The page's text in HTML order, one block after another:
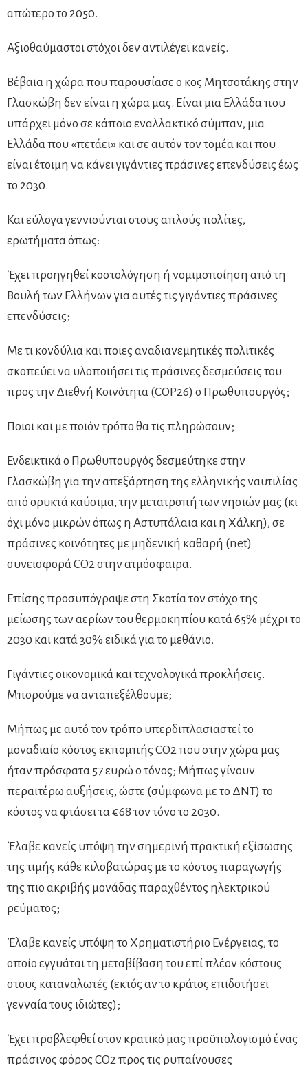
απώτερο το 2050.
Αξιοθαύμαστοι στόχοι δεν αντιλέγει κανείς.
Βέβαια η χώρα που παρουσίασε ο κος Μητσοτάκης στην
Γλασκώβη δεν είναι η χώρα μας. Είναι μια Ελλάδα που
υπάρχει μόνο σε κάποιο εναλλακτικό σύμπαν, μια
Ελλάδα που «πετάει» και σε αυτόν τον τομέα και που
είναι έτοιμη να κάνει γιγάντιες πράσινες επενδύσεις έως
το 2030.
Και εύλογα γεννιούνται στους απλούς πολίτες,
ερωτήματα όπως:
Έχει προηγηθεί κοστολόγηση ή νομιμοποίηση από τη
Βουλή των Ελλήνων για αυτές τις γιγάντιες πράσινες
επενδύσεις;
Με τι κονδύλια και ποιες αναδιανεμητικές πολιτικές
σκοπεύει να υλοποιήσει τις πράσινες δεσμεύσεις του
προς την Διεθνή Κοινότητα (COP26) ο Πρωθυπουργός;
Ποιοι και με ποιόν τρόπο θα τις πληρώσουν;
Ενδεικτικά ο Πρωθυπουργός δεσμεύτηκε στην
Γλασκώβη για την απεξάρτηση της ελληνικής ναυτιλίας
από ορυκτά καύσιμα, την μετατροπή των νησιών μας (κι
όχι μόνο μικρών όπως η Αστυπάλαια και η Χάλκη), σε
πράσινες κοινότητες με μηδενική καθαρή (net)
συνεισφορά CO2 στην ατμόσφαιρα.
Επίσης προσυπόγραψε στη Σκοτία τον στόχο της
μείωσης των αερίων του θερμοκηπίου κατά 65% μέχρι το
2030 και κατά 30% ειδικά για το μεθάνιο.
Γιγάντιες οικονομικά και τεχνολογικά προκλήσεις.
Μπορούμε να ανταπεξέλθουμε;
Μήπως με αυτό τον τρόπο υπερδιπλασιαστεί το
μοναδιαίο κόστος εκπομπής CO2 που στην χώρα μας
ήταν πρόσφατα 57 ευρώ ο τόνος; Μήπως γίνουν
περαιτέρω αυξήσεις, ώστε (σύμφωνα με το ΔΝΤ) το
κόστος να φτάσει τα €68 τον τόνο το 2030.
Έλαβε κανείς υπόψη την σημερινή πρακτική εξίσωσης
της τιμής κάθε κιλοβατώρας με το κόστος παραγωγής
της πιο ακριβής μονάδας παραχθέντος ηλεκτρικού
ρεύματος;
Έλαβε κανείς υπόψη το Χρηματιστήριο Ενέργειας, το
οποίο εγγυάται τη μεταβίβαση του επί πλέον κόστους
στους καταναλωτές (εκτός αν το κράτος επιδοτήσει
γενναία τους ιδιώτες);
Έχει προβλεφθεί στον κρατικό μας προϋπολογισμό ένας
πράσινος φόρος CO2 προς τις ρυπαίνουσες